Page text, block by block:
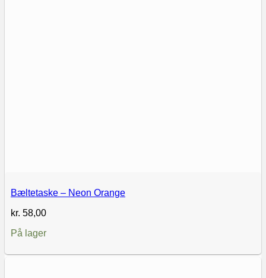
Bæltetaske – Neon Orange
kr. 58,00
På lager